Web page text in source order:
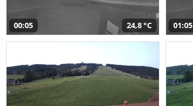
00:05 24,8 °C 01:05